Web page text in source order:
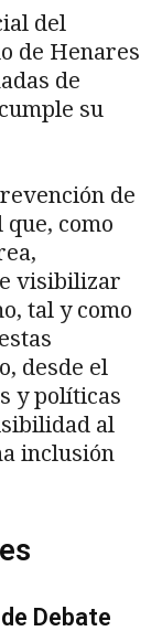
del
de Henares
de
su
de
que, como
visibilizar
tal y como
desde el
y políticas
al
inclusión
Debate